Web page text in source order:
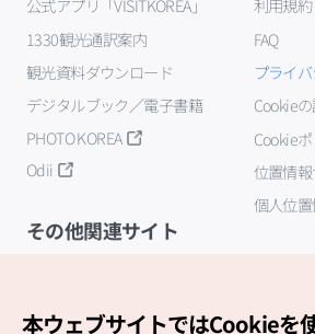
公式アプリ「VISITKOREA」
1330観光通訳案内
観光資料ダウンロード
デジタルブック／電子書籍
PHOTO KOREA
Odii
利用規約
FAQ
プライ
Cookie
Cookie
位置情
個人位
その他関連サイト
本ウェブサイトではCookieを